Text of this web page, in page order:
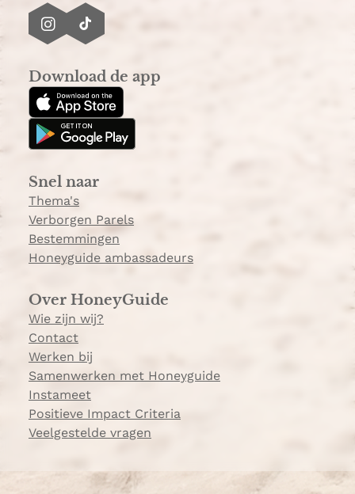
I
t
a
g
r
m
T
T
o
k
Download de app
Snel naar
Thema's
Verborgen Parels
Bestemmingen
Honeyguide ambassadeurs
Over HoneyGuide
Wie zijn wij?
Contact
Werken bij
Samenwerken met Honeyguide
Instameet
Positieve Impact Criteria
Veelgestelde vragen